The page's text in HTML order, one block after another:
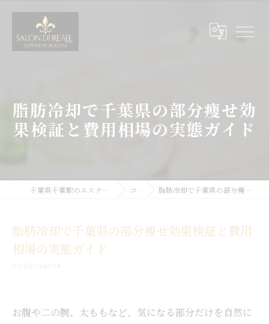
脂肪冷却で千葉県の部分痩せ効
果検証と費用相場の実態ガイド
千葉県千葉駅のエステサロンならSALON DI REALE コラム 脂肪冷却で千葉県の部分痩せ効果検証と費用相場の実態ガイド
脂肪冷却で千葉県の部分痩せ効果検証と費用
相場の実態ガイド
2026/06/04
お腹や二の腕、太ももなど、気になる部分だけを自然に